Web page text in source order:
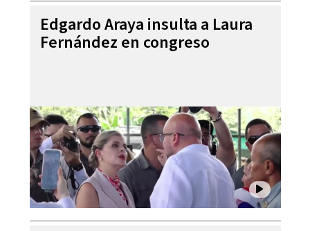
Edgardo Araya insulta a Laura
Fernández en congreso